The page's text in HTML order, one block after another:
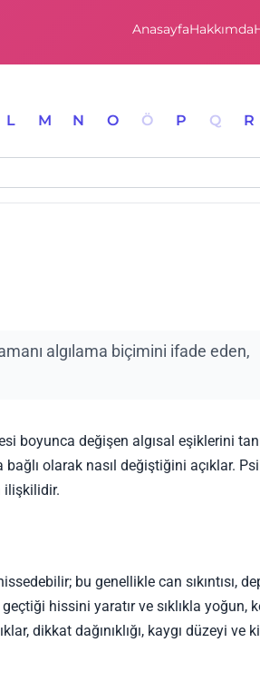
AnasayfaHakkımda
L M N O Ö P Q R
algılama biçimini ifade eden,
boyunca değişen algısal eşiklerini
bağlı olarak nasıl değiştiğini açıklar.
ilişkilidir.
bu genellikle can sıkıntısı,
hissini yaratır ve sıklıkla yoğun,
dikkat dağınıklığı, kaygı düzeyi ve